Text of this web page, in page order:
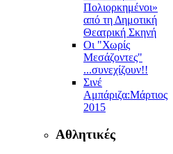
Πολιορκημένοι»
από τη Δημοτική
Θεατρική Σκηνή
Οι "Χωρίς
Μεσάζοντες"
...συνεχίζουν!!
Σινέ
Αμπάριζα:Mάρτιος
2015
Αθλητικές